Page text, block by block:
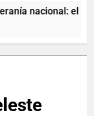
nacional: el